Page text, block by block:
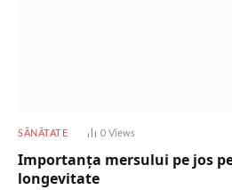
SĂNĂTATE 0Views
Importanța mersului pe jos
longevitate